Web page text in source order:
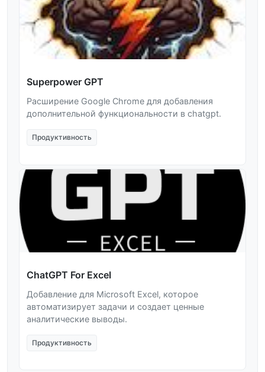
Superpower GPT
Расширение Google Chrome для добавления
дополнительной функциональности в chatgpt.
Продуктивность
ChatGPT For Excel
Добавление для Microsoft Excel, которое
автоматизирует задачи и создает ценные
аналитические выводы.
Продуктивность